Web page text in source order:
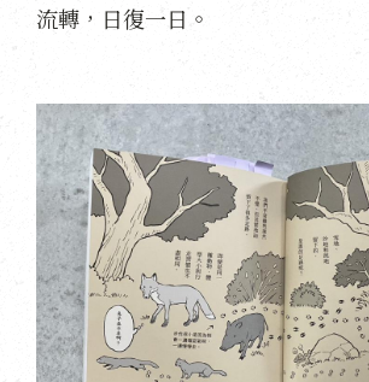
流轉，日復一日。